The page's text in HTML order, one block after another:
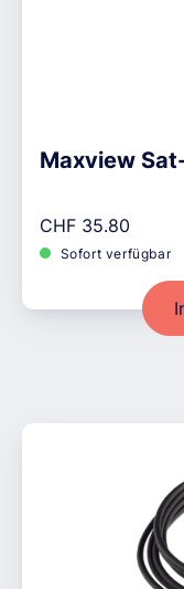
Maxview
Regulärer Preis:
CHF 35.80
Sofort verfügbar